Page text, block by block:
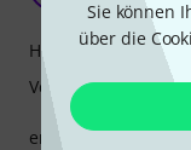
Sie können
über die
endlich eine
Handling
Verarbeitung